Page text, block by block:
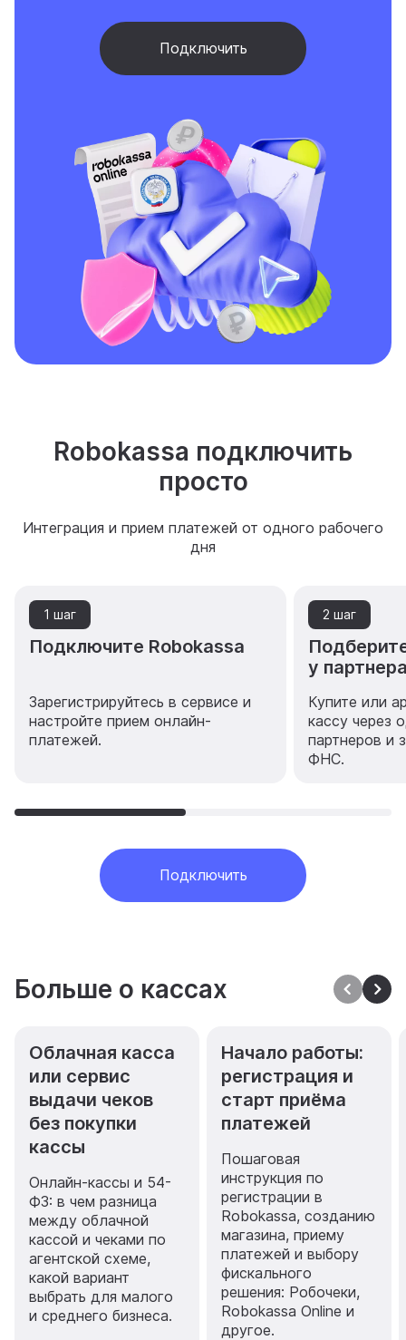
Подключить
Robokassa подключить
просто
Интеграция и прием платежей от одного рабочего
дня
1 шаг
Подключите Robokassa
Зарегистрируйтесь в сервисе и
настройте прием онлайн-
платежей.
2 шаг
у
Купите или
кассу через
партнеров и
ФНС.
Подключить
Больше о кассах
Облачная касса
или сервис
выдачи чеков
без покупки
кассы
Онлайн-кассы и 54-
ФЗ: в чем разница
между облачной
кассой и чеками по
агентской схеме,
какой вариант
выбрать для малого
и среднего бизнеса.
Начало работы:
регистрация и
старт приёма
платежей
Пошаговая
инструкция по
регистрации в
Robokassa, созданию
магазина, приему
платежей и выбору
фискального
решения: Робочеки,
Robokassa Online и
другое.